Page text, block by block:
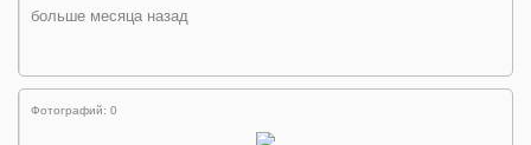
больше месяца назад
Фотографий: 0